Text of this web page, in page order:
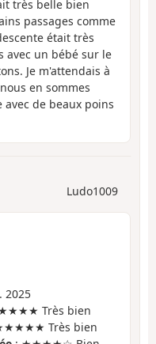
très belle bien
passages comme
était très
avec un bébé sur le
Je m'attendais à
en sommes
de beaux poins
Ludo1009
2025
Très bien
Très bien